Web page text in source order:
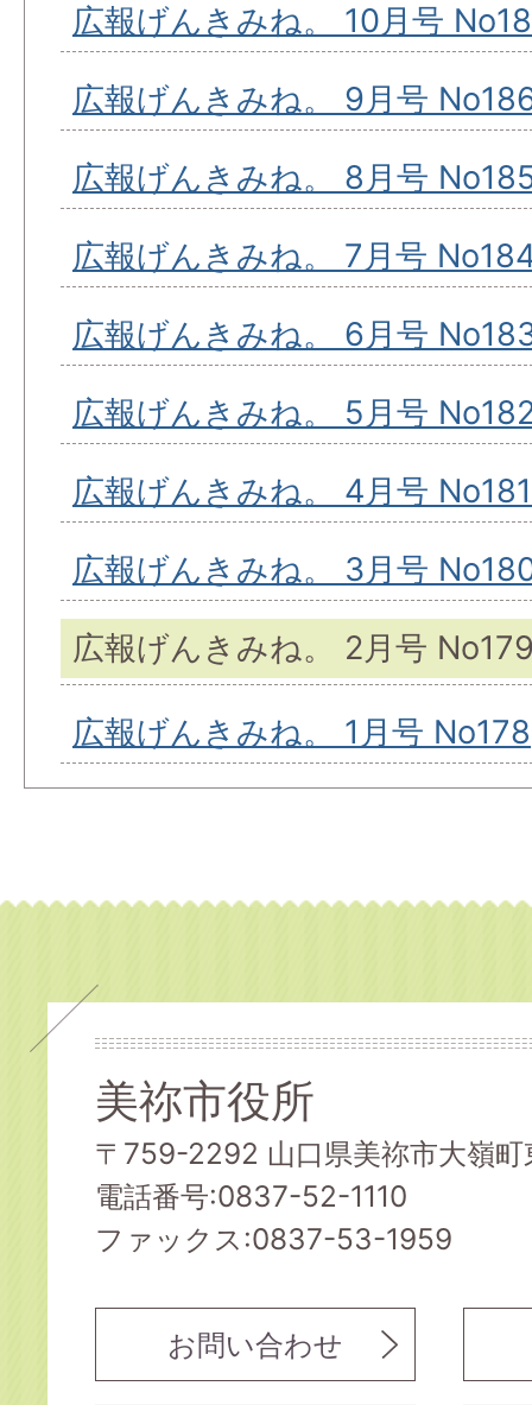
広報げんきみね。 10月号
広報げんきみね。 9月号
広報げんきみね。 8月号
広報げんきみね。 7月号
広報げんきみね。 6月号
広報げんきみね。 5月号
広報げんきみね。 4月号 No181
広報げんきみね。 3月号
広報げんきみね。 2月号
広報げんきみね。 1月号 No178
美祢市役所
〒759-2292 山口県美祢市大嶺
電話番号:0837-52-1110
ファックス:0837-53-1959
お問い合わせ